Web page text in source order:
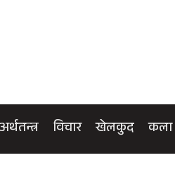
अर्थतन्त्र विचार खेलकुद कला